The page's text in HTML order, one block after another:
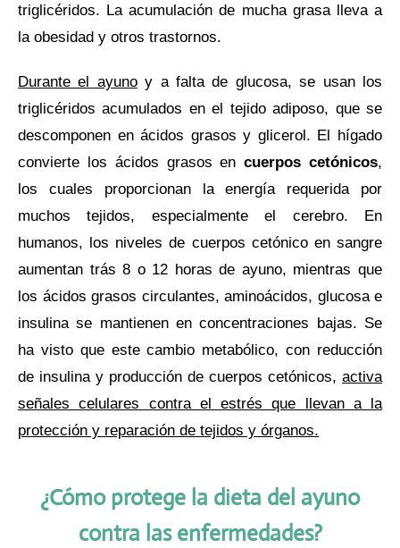
triglicéridos. La acumulación de mucha grasa lleva a
la obesidad y otros trastornos.
Durante el ayunoy a falta de glucosa, se usan los
triglicéridos acumulados en el tejido adiposo, que se
descomponen en ácidos grasos y glicerol. El hígado
convierte los ácidos grasos encuerpos cetónicos,
los cuales proporcionan la energía requerida por
muchos tejidos, especialmente el cerebro. En
humanos, los niveles de cuerpos cetónico en sangre
aumentan trás 8 o 12 horas de ayuno, mientras que
los ácidos grasos circulantes, aminoácidos, glucosa e
insulina se mantienen en concentraciones bajas. Se
ha visto que este cambio metabólico, con reducción
de insulina y producción de cuerpos cetónicos, activa
señales celulares contra el estrés que llevan a la
protección y reparación de tejidos y órganos.
¿Cómo protege la dieta del ayuno
contra las enfermedades?